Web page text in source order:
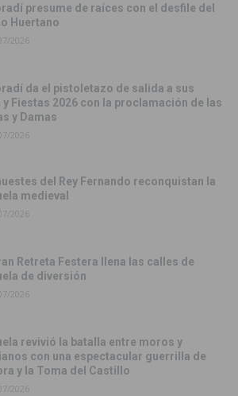
presume de raíces con el desfile del
Huertano
2026
da el pistoletazo de salida a sus
y Fiestas 2026 con la proclamación de las
y Damas
2026
del Rey Fernando reconquistan la
medieval
2026
Retreta Festera llena las calles de
de diversión
2026
revivió la batalla entre moros y
con una espectacular guerrilla de
y la Toma del Castillo
2026